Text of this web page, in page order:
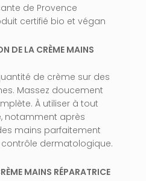
PANIER EST VIDE.
À La Boutique
de Provence
certifié bio et végan
DE LA CRÈME MAINS
de crème sur des
Massez doucement
À utiliser à tout
notamment après
mains parfaitement
dermatologique.
MAINS RÉPARATRICE